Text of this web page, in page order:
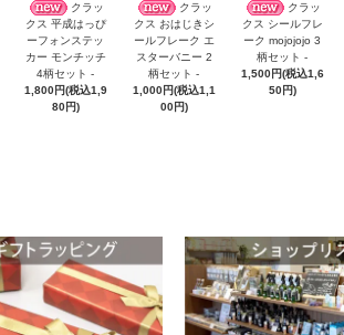
クラッ
クス 平成はっぴ
ーフォンステッ
カー モンチッチ
4柄セット -
1,800円(税込1,9
80円)
クラッ
クス おはじきシ
ールフレーク エ
スターバニー 2
柄セット -
1,000円(税込1,1
00円)
クラッ
クス シールフレ
ーク mojojojo 3
柄セット -
1,500円(税込1,6
50円)